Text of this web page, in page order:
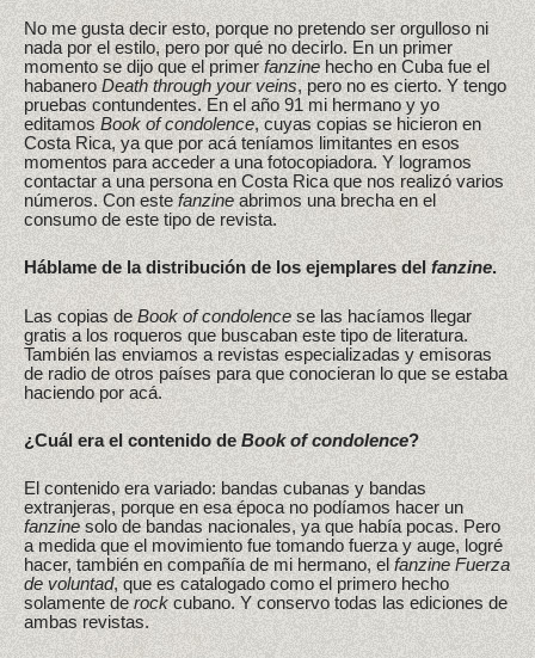
No me gusta decir esto, porque no pretendo ser orgulloso ni
nada por el estilo, pero por qué no decirlo. En un primer
momento se dijo que el primerfanzinehecho en Cuba fue el
habaneroDeath through your veins, pero no es cierto. Y tengo
pruebas contundentes. En el año 91 mi hermano y yo
editamosBook of condolence, cuyas copias se hicieron en
Costa Rica, ya que por acá teníamos limitantes en esos
momentos para acceder a una fotocopiadora. Y logramos
contactar a una persona en Costa Rica que nos realizó varios
números. Con estefanzineabrimos una brecha en el
consumo de este tipo de revista.
Háblame de la distribución de los ejemplares delfanzine.
Las copias deBook of condolencese las hacíamos llegar
gratis a los roqueros que buscaban este tipo de literatura.
También las enviamos a revistas especializadas y emisoras
de radio de otros países para que conocieran lo que se estaba
haciendo por acá.
¿Cuál era el contenido deBook of condolence?
El contenido era variado: bandas cubanas y bandas
extranjeras, porque en esa época no podíamos hacer un
fanzinesolo de bandas nacionales, ya que había pocas. Pero
a medida que el movimiento fue tomando fuerza y auge, logré
hacer, también en compañía de mi hermano, elfanzine Fuerza
de voluntad, que es catalogado como el primero hecho
solamente derockcubano. Y conservo todas las ediciones de
ambas revistas.